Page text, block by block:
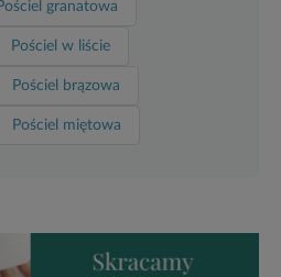
granatowa
Pościel w liście
Pościel brązowa
Pościel miętowa